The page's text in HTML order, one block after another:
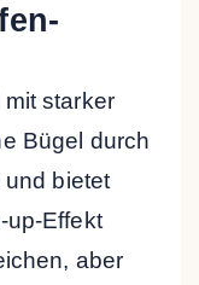
starker
Bügel durch
und bietet
up-Effekt
aber